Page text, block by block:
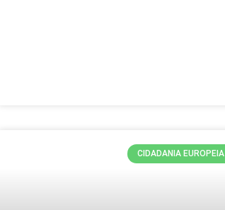
CIDADANIA EUROPEIA